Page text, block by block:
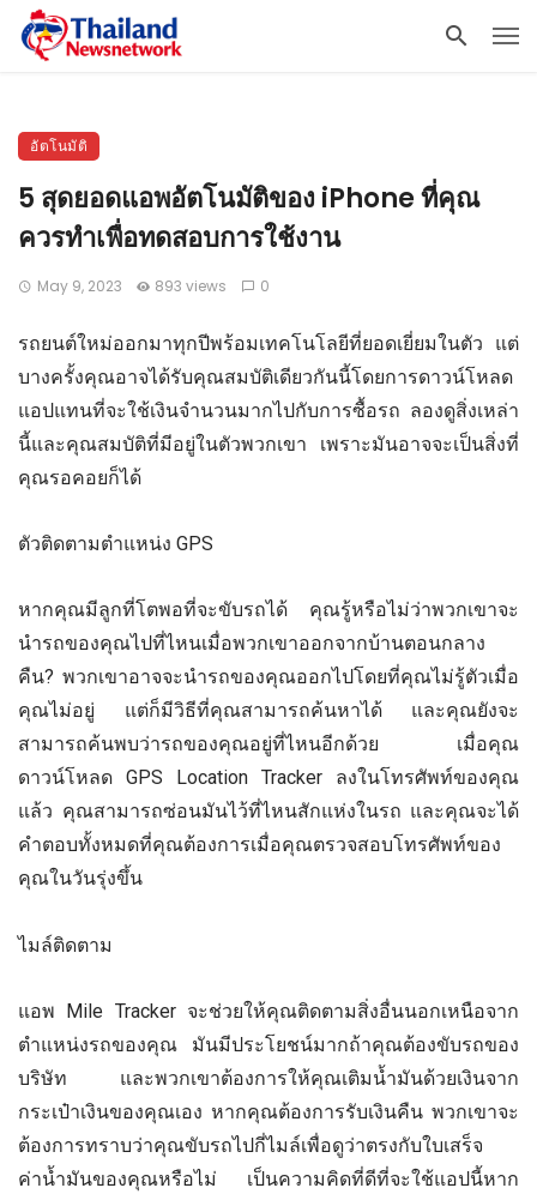
อัตโนมัติ
5 สุดยอดแอพอัตโนมัติของ iPhone ที่คุณ
ควรทำเพื่อทดสอบการใช้งาน
May 9, 2023 893 views 0
รถยนต์ใหม่ออกมาทุกปีพร้อมเทคโนโลยีที่ยอดเยี่ยมในตัว แต่
บางครั้งคุณอาจได้รับคุณสมบัติเดียวกันนี้โดยการดาวน์โหลด
แอปแทนที่จะใช้เงินจำนวนมากไปกับการซื้อรถ ลองดูสิ่งเหล่า
นี้และคุณสมบัติที่มีอยู่ในตัวพวกเขา เพราะมันอาจจะเป็นสิ่งที่
คุณรอคอยก็ได้
ตัวติดตามตำแหน่ง GPS
หากคุณมีลูกที่โตพอที่จะขับรถได้ คุณรู้หรือไม่ว่าพวกเขาจะ
นำรถของคุณไปที่ไหนเมื่อพวกเขาออกจากบ้านตอนกลาง
คืน? พวกเขาอาจจะนำรถของคุณออกไปโดยที่คุณไม่รู้ตัวเมื่อ
คุณไม่อยู่ แต่ก็มีวิธีที่คุณสามารถค้นหาได้ และคุณยังจะ
สามารถค้นพบว่ารถของคุณอยู่ที่ไหนอีกด้วย เมื่อคุณ
ดาวน์โหลด GPS Location Tracker ลงในโทรศัพท์ของคุณ
แล้ว คุณสามารถซ่อนมันไว้ที่ไหนสักแห่งในรถ และคุณจะได้
คำตอบทั้งหมดที่คุณต้องการเมื่อคุณตรวจสอบโทรศัพท์ของ
คุณในวันรุ่งขึ้น
ไมล์ติดตาม
แอพ Mile Tracker จะช่วยให้คุณติดตามสิ่งอื่นนอกเหนือจาก
ตำแหน่งรถของคุณ มันมีประโยชน์มากถ้าคุณต้องขับรถของ
บริษัท และพวกเขาต้องการให้คุณเติมน้ำมันด้วยเงินจาก
กระเป๋าเงินของคุณเอง หากคุณต้องการรับเงินคืน พวกเขาจะ
ต้องการทราบว่าคุณขับรถไปกี่ไมล์เพื่อดูว่าตรงกับใบเสร็จ
ค่าน้ำมันของคุณหรือไม่ เป็นความคิดที่ดีที่จะใช้แอปนี้หาก